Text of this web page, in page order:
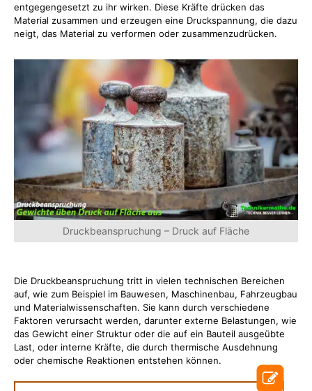
entgegengesetzt zu ihr wirken. Diese Kräfte drücken das
Material zusammen und erzeugen eine Druckspannung, die dazu
neigt, das Material zu verformen oder zusammenzudrücken.
Druckbeanspruchung – Druck auf Fläche
Die Druckbeanspruchung tritt in vielen technischen Bereichen
auf, wie zum Beispiel im Bauwesen, Maschinenbau, Fahrzeugbau
und Materialwissenschaften. Sie kann durch verschiedene
Faktoren verursacht werden, darunter externe Belastungen, wie
das Gewicht einer Struktur oder die auf ein Bauteil ausgeübte
Last, oder interne Kräfte, die durch thermische Ausdehnung
oder chemische Reaktionen entstehen können.